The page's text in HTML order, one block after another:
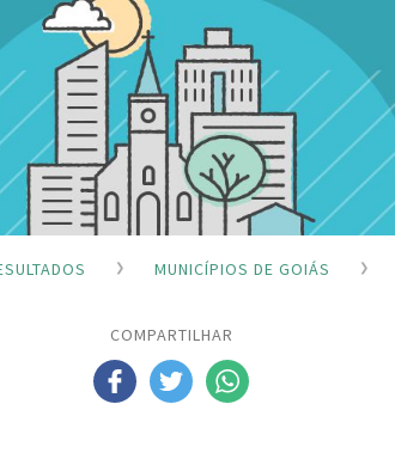
MUNICÍPIOS DE GOIÁS
COMPARTILHAR